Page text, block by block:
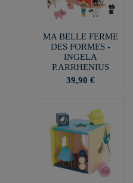
MA BELLE FERME
DES FORMES -
INGELA
P.ARRHENIUS
39,90 €